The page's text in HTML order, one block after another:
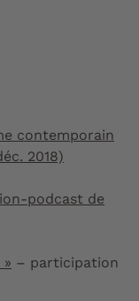
contemporain
2018)
podcast de
– participation